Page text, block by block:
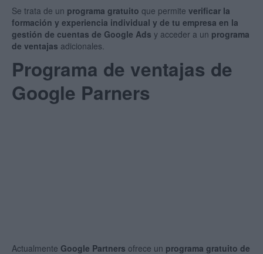
Se trata de un programa gratuito que permite verificar la
formación y experiencia individual y de tu empresa en la
gestión de cuentas de Google Ads y acceder a un programa
de ventajas adicionales.
Programa de ventajas de
Google Parners
Actualmente Google Partners ofrece un programa gratuito de